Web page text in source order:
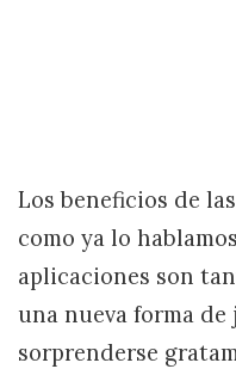
Los beneficios de
como ya lo
aplicaciones son
una nueva forma
sorprenderse